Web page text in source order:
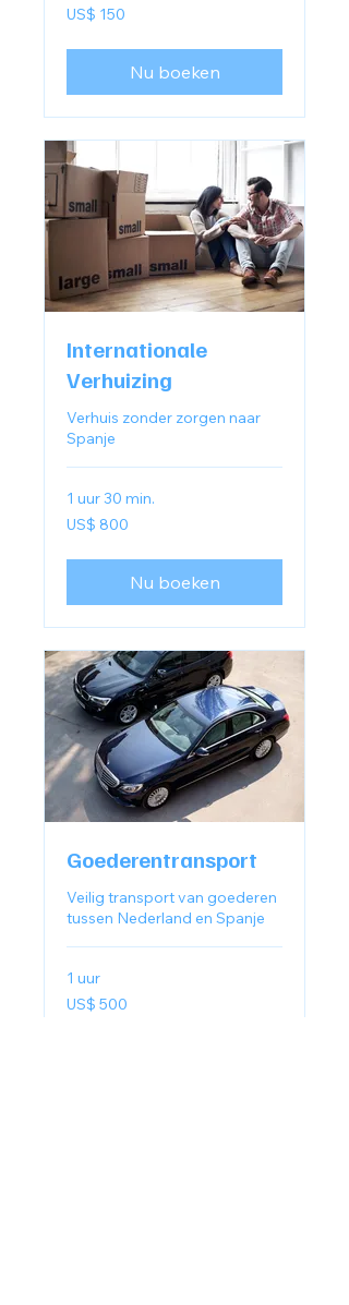
150
Amerikaanse
US$ 150
Nu boeken
Internationale
Verhuizing
Verhuis zonder zorgen naar
Spanje
1 uur 30 min.
800
Amerikaanse
US$ 800
Nu boeken
Goederentransport
Veilig transport van goederen
tussen Nederland en Spanje
1 uur
500
Amerikaanse
US$ 500